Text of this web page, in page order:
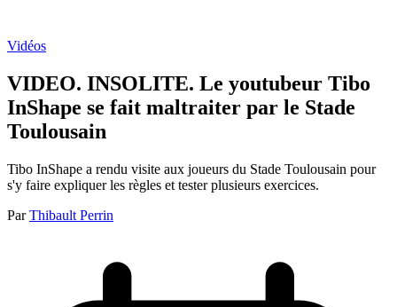
Vidéos
VIDEO. INSOLITE. Le youtubeur Tibo
InShape se fait maltraiter par le Stade
Toulousain
Tibo InShape a rendu visite aux joueurs du Stade Toulousain pour
s'y faire expliquer les règles et tester plusieurs exercices.
Par Thibault Perrin